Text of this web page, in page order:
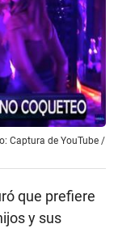
Captura de YouTube /
que prefiere
y sus